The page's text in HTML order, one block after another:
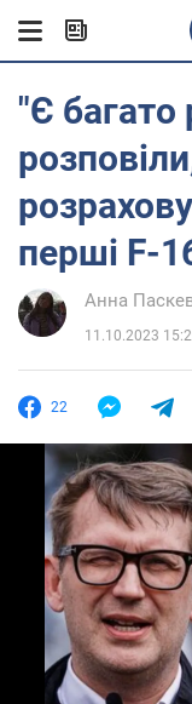
"Є багато
перші F-
Анна
11.10.2023
22